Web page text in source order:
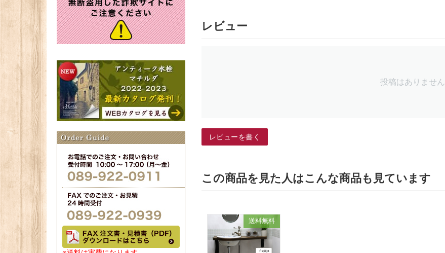
レビュー
投稿はありません
レビューを書く
この商品を見た人はこんな商品も見ています
送料無料